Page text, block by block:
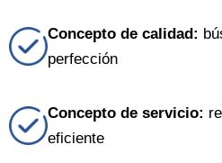
Concepto de calidad:
perfección
Concepto de servicio:
eficiente